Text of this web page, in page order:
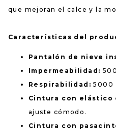
que mejoran el calce y la
Características del
Pantalón de nieve
Impermeabilidad:
Respirabilidad: 5000
Cintura con elástico
ajuste cómodo.
Cintura con